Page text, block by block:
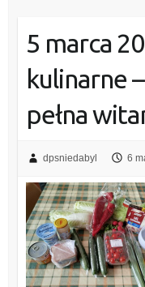
5 marca
kulinarne
pełna
dpsniedabyl 6